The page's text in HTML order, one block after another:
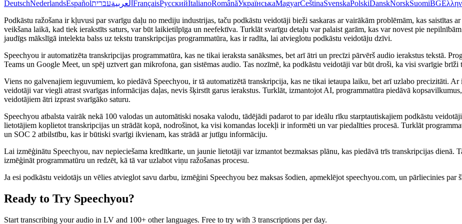
DeutschNederlandsEspañol العربيةעברית FrançaisРусскийItalianoRomânăУкраїнськаMagyarČeštinaSvenskaPolskiDanskNorskSuomiBG
Podkāstu ražošana ir kļuvusi par svarīgu daļu no mediju industrijas, taču podkāstu veidotāji bieži saskaras ar vairākām problēmām, kas saistītas
veikšana laikā, kad tiek ierakstīts saturs, var būt laikietilpīga un neefektīva. Turklāt svarīgu detaļu var palaist garām, kas var novest pie
jaudīgs mākslīgā intelekta balss uz tekstu transkripcijas programmatūra, kas ir radīta, lai atvieglotu podkāstu veidotāju dzīvi.
Speechyou ir automatizēta transkripcijas programmatūra, kas ne tikai ieraksta sanāksmes, bet arī ātri un precīzi pārvērš audio ierakstus tekstā.
Teams un Google Meet, un spēj uztvert gan mikrofona, gan sistēmas audio. Tas nozīmē, ka podkāstu veidotāji var būt droši, ka visi svarīgie brīži
Viens no galvenajiem ieguvumiem, ko piedāvā Speechyou, ir tā automatizētā transkripcija, kas ne tikai ietaupa laiku, bet arī uzlabo precizitāti.
veidotāji var viegli atrast svarīgas informācijas daļas, nevis šķirstīt garus ierakstus. Turklāt, izmantojot AI, programmatūra piedāvā
veidotājiem ātri izprast svarīgāko saturu.
Speechyou atbalsta vairāk nekā 100 valodas un automātiski nosaka valodu, tādējādi padarot to par ideālu rīku starptautiskajiem podkāstu
lietotājiem koplietot transkripcijas un strādāt kopā, nodrošinot, ka visi komandas locekļi ir informēti un var piedalīties procesā. Turklāt
un SOC 2 atbilstību, kas ir būtiski svarīgi ikvienam, kas strādā ar jutīgu informāciju.
Lai izmēģinātu Speechyou, nav nepieciešama kredītkarte, un jaunie lietotāji var izmantot bezmaksas plānu, kas piedāvā trīs transkripcijas dienā.
izmēģināt programmatūru un redzēt, kā tā var uzlabot viņu ražošanas procesu.
Ja esi podkāstu veidotājs un vēlies atvieglot savu darbu, izmēģini Speechyou bez maksas šodien, apmeklējot speechyou.com, un pārliecinies par
Ready to Try Speechyou?
Start transcribing your audio in LV and 100+ other languages. Free to try with 3 transcriptions per day.